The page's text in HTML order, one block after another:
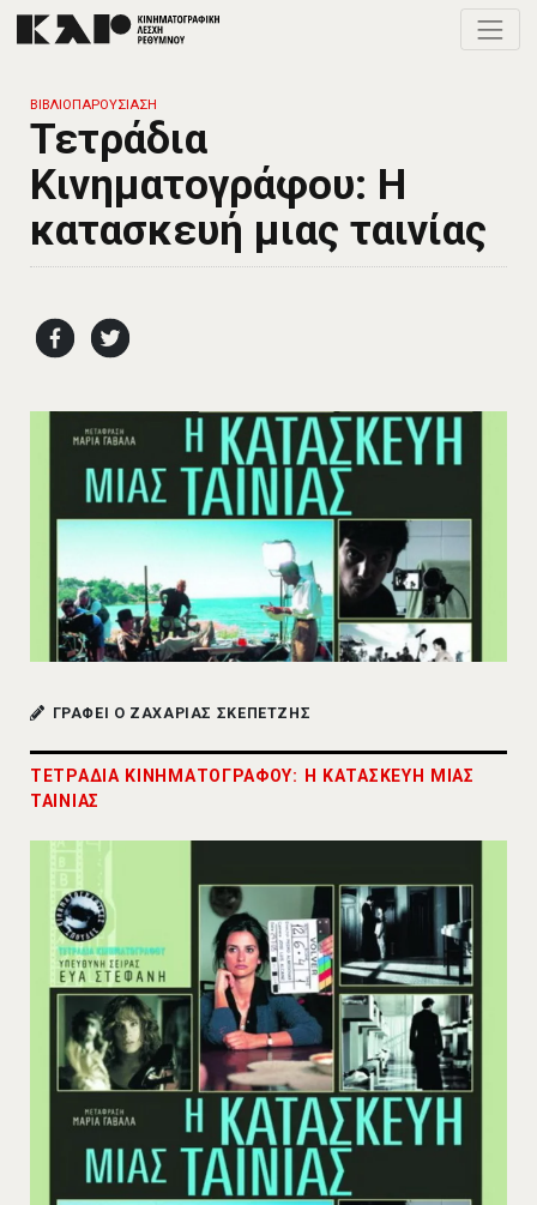
ΒΙΒΛΙΟΠΑΡΟΥΣΙΑΣΗ
Τετράδια
Κινηματογράφου: Η
κατασκευή μιας ταινίας
ΓΡΑΦΕΙ Ο ΖΑΧΑΡΙΑΣ ΣΚΕΠΕΤΖΗΣ
ΤΕΤΡΑΔΙΑ ΚΙΝΗΜΑΤΟΓΡΑΦΟΥ: Η ΚΑΤΑΣΚΕΥΗ ΜΙΑΣ
ΤΑΙΝΙΑΣ